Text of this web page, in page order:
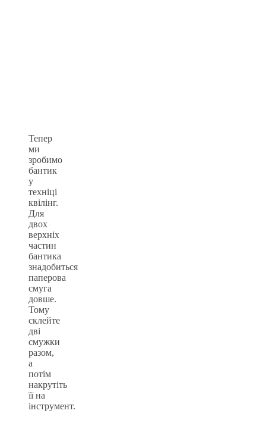
Тепер
ми
зробимо
бантик
у
техніці
квілінг.
Для
двох
верхніх
частин
бантика
знадобиться
паперова
смуга
довше.
Тому
склейте
дві
смужки
разом,
а
потім
накрутіть
її на
інструмент.